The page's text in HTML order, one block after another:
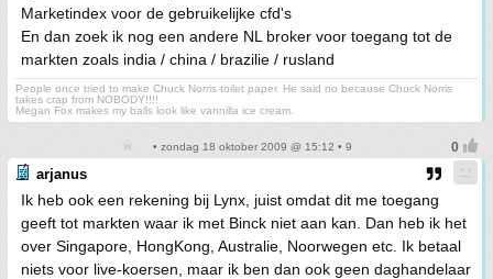
Marketindex voor de gebruikelijke cfd's
En dan zoek ik nog een andere NL broker voor toegang tot de
markten zoals india / china / brazilie / rusland
People once tried to make Chuck Norris toilet paper. He said no because Chuck Norris
takes crap from NOBODY!!!!
Megan Fox makes my balls look like vannilla ice cream.
• zondag 18 oktober 2009 @ 15:12 • 9
arjanus
Ik heb ook een rekening bij Lynx, juist omdat dit me toegang
geeft tot markten waar ik met Binck niet aan kan. Dan heb ik het
over Singapore, HongKong, Australie, Noorwegen etc. Ik betaal
niets voor live-koersen, maar ik ben dan ook geen daghandelaar